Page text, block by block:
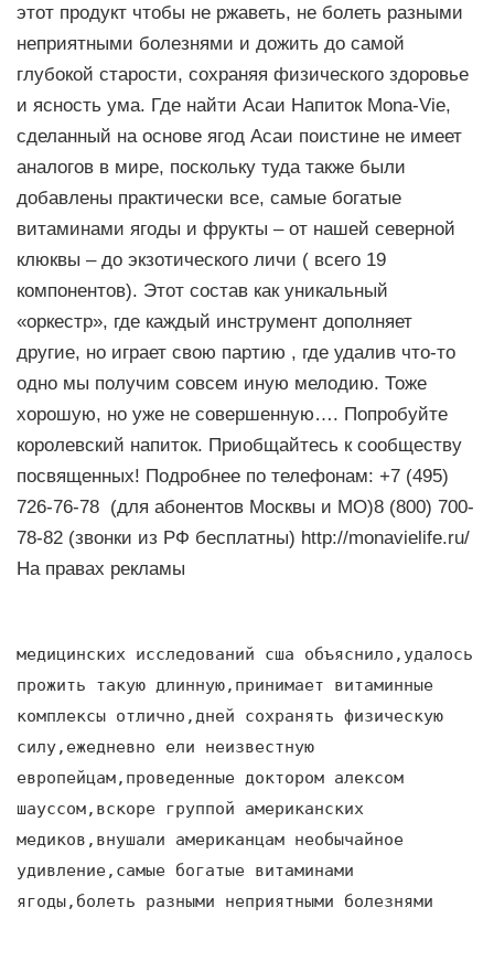
этот продукт чтобы не ржаветь, не болеть разными
неприятными болезнями и дожить до самой
глубокой старости, сохраняя физического здоровье
и ясность ума. Где найти Асаи Напиток Mona-Vie,
сделанный на основе ягод Асаи поистине не имеет
аналогов в мире, поскольку туда также были
добавлены практически все, самые богатые
витаминами ягоды и фрукты – от нашей северной
клюквы – до экзотического личи ( всего 19
компонентов). Этот состав как уникальный
«оркестр», где каждый инструмент дополняет
другие, но играет свою партию , где удалив что-то
одно мы получим совсем иную мелодию. Тоже
хорошую, но уже не совершенную…. Попробуйте
королевский напиток. Приобщайтесь к сообществу
посвященных! Подробнее по телефонам: +7 (495)
726-76-78 (для абонентов Москвы и МО)8 (800) 700-
78-82 (звонки из РФ бесплатны) http://monavielife.ru/
На правах рекламы
медицинских исследований сша объяснило,удалось
прожить такую длинную,принимает витаминные
комплексы отлично,дней сохранять физическую
силу,ежедневно ели неизвестную
европейцам,проведенные доктором алексом
шауссом,вскоре группой американских
медиков,внушали американцам необычайное
удивление,самые богатые витаминами
ягоды,болеть разными неприятными болезнями